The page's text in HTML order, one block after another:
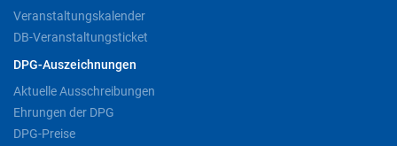
Veranstaltungskalender
DB-Veranstaltungsticket
DPG-Auszeichnungen
Aktuelle Ausschreibungen
Ehrungen der DPG
DPG-Preise